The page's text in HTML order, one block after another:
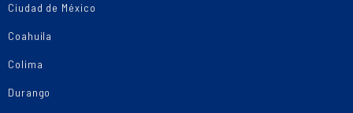
Ciudad de México
Coahuila
Colima
Durango